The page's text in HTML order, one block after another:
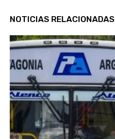
NOTICIAS RELACIONADAS